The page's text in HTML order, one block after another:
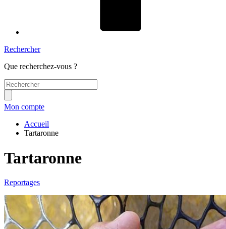
Rechercher
Que recherchez-vous ?
Mon compte
Accueil
Tartaronne
Tartaronne
Reportages